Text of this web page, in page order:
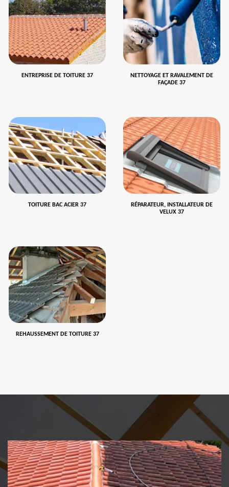
ENTREPRISE DE TOITURE 37
NETTOYAGE ET RAVALEMENT DE
FAÇADE 37
TOITURE BAC ACIER 37
RÉPARATEUR, INSTALLATEUR DE
VELUX 37
REHAUSSEMENT DE TOITURE 37